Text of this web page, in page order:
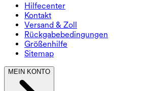
Hilfecenter
Kontakt
Versand & Zoll
Rückgabebedingungen
Größenhilfe
Sitemap
MEIN KONTO